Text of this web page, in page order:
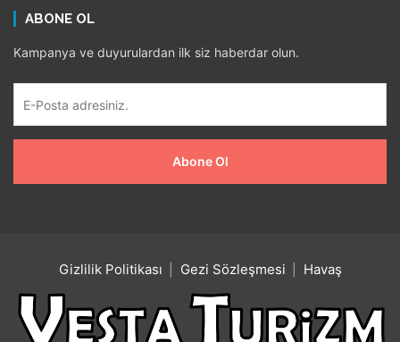
ABONE OL
Kampanya ve duyurulardan ilk siz haberdar olun.
Gizlilik Politikası Gezi Sözleşmesi Havaş